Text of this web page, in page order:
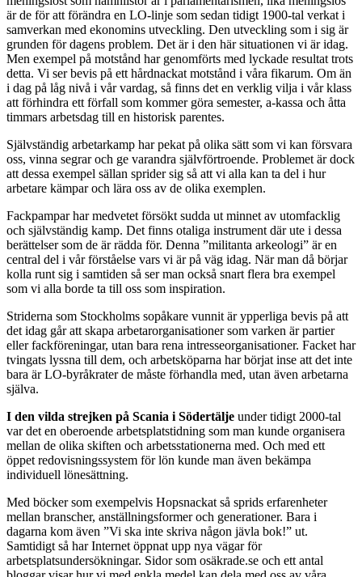
är de för att förändra en LO-linje som sedan tidigt 1900-tal verkat i
samverkan med ekonomins utveckling. Den utveckling som i sig är
grunden för dagens problem. Det är i den här situationen vi är idag.
Men exempel på motstånd har genomförts med lyckade resultat trots
detta. Vi ser bevis på ett hårdnackat motstånd i våra fikarum. Om än
i dag på låg nivå i vår vardag, så finns det en verklig vilja i vår klass
att förhindra ett förfall som kommer göra semester, a-kassa och åtta
timmars arbetsdag till en historisk parentes.
Självständig arbetarkamp har pekat på olika sätt som vi kan försvara
oss, vinna segrar och ge varandra självförtroende. Problemet är dock
att dessa exempel sällan sprider sig så att vi alla kan ta del i hur
arbetare kämpar och lära oss av de olika exemplen.
Fackpampar har medvetet försökt sudda ut minnet av utomfacklig
och självständig kamp. Det finns otaliga instrument där ute i dessa
berättelser som de är rädda för. Denna ”militanta arkeologi” är en
central del i vår förståelse vars vi är på väg idag. När man då börjar
kolla runt sig i samtiden så ser man också snart flera bra exempel
som vi alla borde ta till oss som inspiration.
Striderna som Stockholms sopåkare vunnit är ypperliga bevis på att
det idag går att skapa arbetarorganisationer som varken är partier
eller fackföreningar, utan bara rena intresseorganisationer. Facket har
tvingats lyssna till dem, och arbetsköparna har börjat inse att det inte
bara är LO-byråkrater de måste förhandla med, utan även arbetarna
själva.
I den vilda strejken på Scania i Södertälje under tidigt 2000-tal
var det en oberoende arbetsplatstidning som man kunde organisera
mellan de olika skiften och arbetsstationerna med. Och med ett
öppet redovisningssystem för lön kunde man även bekämpa
individuell lönesättning.
Med böcker som exempelvis Hopsnackat så sprids erfarenheter
mellan branscher, anställningsformer och generationer. Bara i
dagarna kom även ”Vi ska inte skriva någon jävla bok!” ut.
Samtidigt så har Internet öppnat upp nya vägar för
arbetsplatsundersökningar. Sidor som osäkrade.se och ett antal